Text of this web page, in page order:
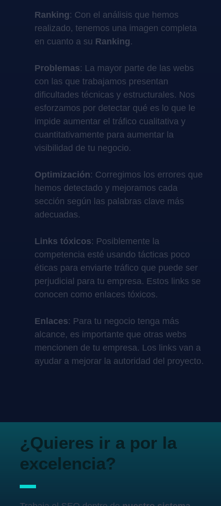
Ranking: Con el análisis que hemos
realizado, tenemos una imagen completa
en cuanto a su Ranking.
Problemas: La mayor parte de las webs
con las que trabajamos presentan
dificultades técnicas y estructurales. Nos
esforzamos por detectar qué es lo que le
impide aumentar el tráfico cualitativa y
cuantitativamente para aumentar la
visibilidad de tu negocio.
Optimización: Corregimos los errores que
hemos detectado y mejoramos cada
sección según las palabras clave más
adecuadas.
Links tóxicos: Posiblemente la
competencia esté usando tácticas poco
éticas para enviarte tráfico que puede ser
perjudicial para tu empresa. Estos links se
conocen como enlaces tóxicos.
Enlaces: Para tu negocio tenga más
alcance, es importante que otras webs
mencionen de tu empresa. Los links van a
ayudar a mejorar la autoridad del proyecto.
¿Quieres ir a por la
excelencia?